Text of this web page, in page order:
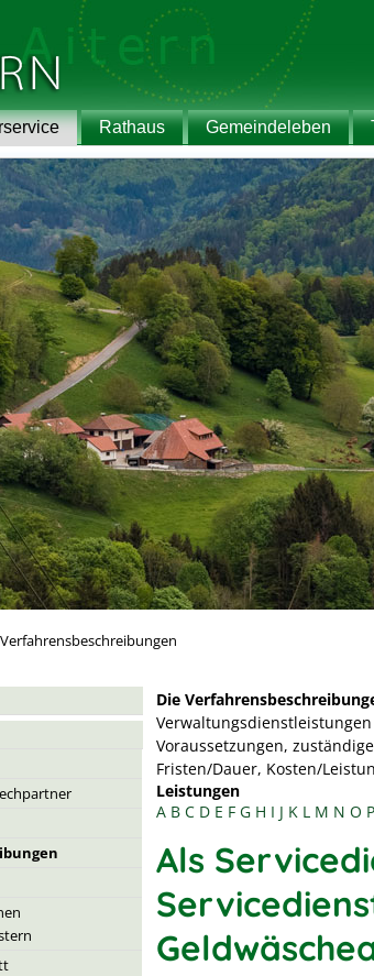
Rathaus Gemeindeleben
Verfahrensbeschreibungen
Die
Voraussetzungen,
Fristen/Dauer, Kosten/
Leistungen
A B C D E F G H I J K L M N O P
Als